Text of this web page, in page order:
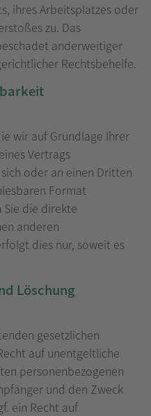
ihres Arbeitsplatzes oder
zu. Das
anderweitiger
Rechtsbehelfe.
wir auf Grundlage Ihrer
Vertrags
oder an einen Dritten
Format
Sie die direkte
anderen
dies nur, soweit es
Löschung
gesetzlichen
auf unentgeltliche
personenbezogenen
und den Zweck
ein Recht auf